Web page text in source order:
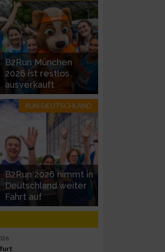
B2Run München
2026 ist restlos
ausverkauft
RUN-DEUTSCHLAND
B2Run 2026 nimmt in
Deutschland weiter
Fahrt auf